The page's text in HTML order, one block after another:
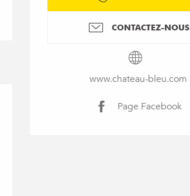
CONTACTEZ-NOUS
www.chateau-bleu.com
Page Facebook